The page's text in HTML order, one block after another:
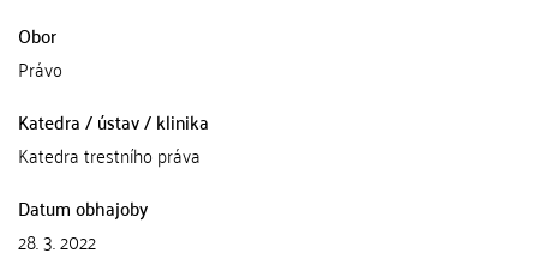
Obor
Právo
Katedra / ústav / klinika
Katedra trestního práva
Datum obhajoby
28. 3. 2022